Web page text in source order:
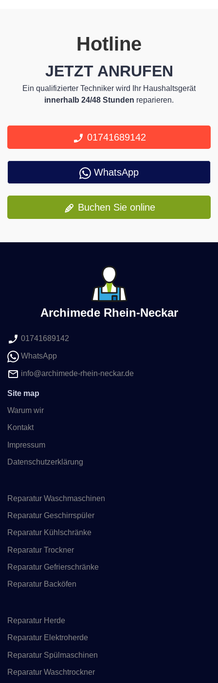
Hotline
JETZT ANRUFEN
Ein qualifizierter Techniker wird Ihr Haushaltsgerät
innerhalb 24/48 Stunden reparieren.
01741689142
WhatsApp
Buchen Sie online
Archimede Rhein-Neckar
01741689142
WhatsApp
info@archimede-rhein-neckar.de
Site map
Warum wir
Kontakt
Impressum
Datenschutzerklärung
Reparatur Waschmaschinen
Reparatur Geschirrspüler
Reparatur Kühlschränke
Reparatur Trockner
Reparatur Gefrierschränke
Reparatur Backöfen
Reparatur Herde
Reparatur Elektroherde
Reparatur Spülmaschinen
Reparatur Waschtrockner